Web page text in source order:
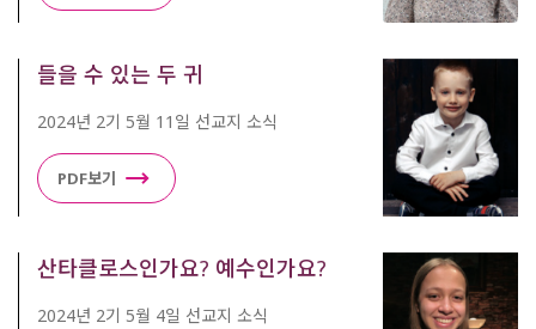
들을 수 있는 두 귀
2024년 2기 5월 11일 선교지 소식
PDF보기
산타클로스인가요? 예수인가요?
2024년 2기 5월 4일 선교지 소식